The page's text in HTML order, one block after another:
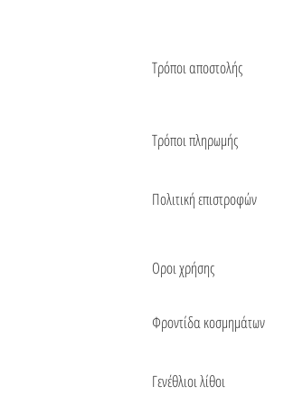
Τρόποι αποστολής
Τρόποι πληρωμής
Πολιτική επιστροφών
Οροι χρήσης
Φροντίδα κοσμημάτων
Γενέθλιοι λίθοι